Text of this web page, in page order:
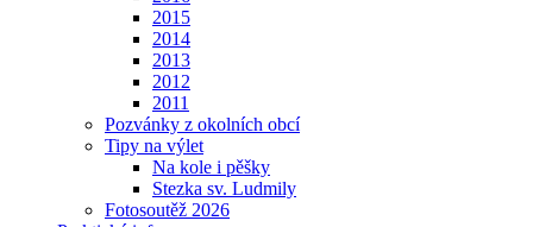
2015
2014
2013
2012
2011
Pozvánky z okolních obcí
Tipy na výlet
Na kole i pěšky
Stezka sv. Ludmily
Fotosoutěž 2026